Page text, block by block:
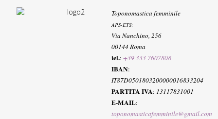
Toponomastica femminile
APS-ETS:
Via Nanchino, 256
00144 Roma
tel.:+39 333 7607808
IBAN:
IT87D0501803200000016833204
PARTITA IVA: 13117831001
E-MAIL:
toponomasticafemminile@gmail.com